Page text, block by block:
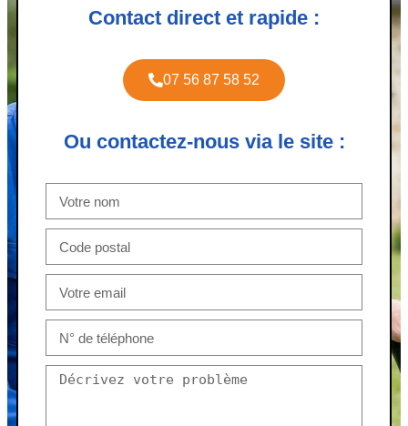
Contact direct et rapide :
07 56 87 58 52
Ou contactez-nous via le site :